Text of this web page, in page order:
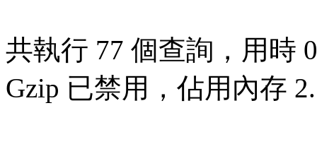
共執行 77 個查詢，用時
Gzip 已禁用，佔用內存